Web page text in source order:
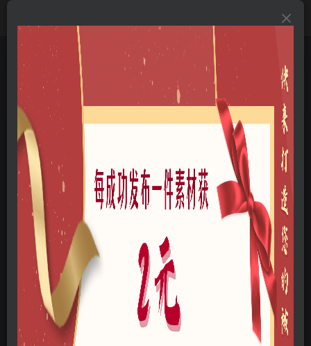
首页 B-方案文本 B0401-乡村振兴 正文
衢州江郎山乡村未来社区方案文本
我是一名景观设计师
关注 私信
0